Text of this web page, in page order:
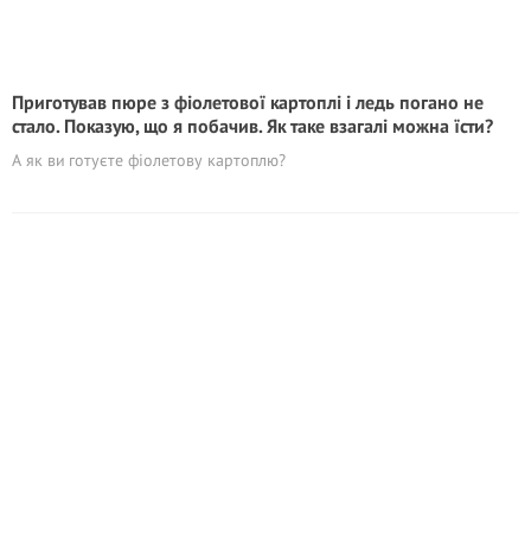
Приготував пюре з фіолетової картоплі і ледь погано не
стало. Показую, що я побачив. Як таке взагалі можна їсти?
А як ви готуєте фіолетову картоплю?